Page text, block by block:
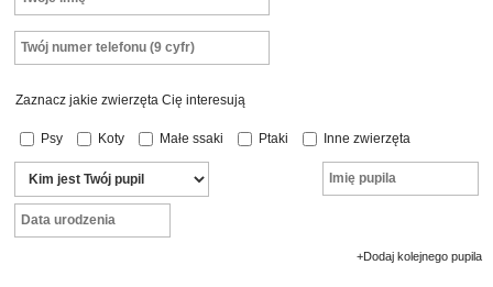
Zaznacz jakie zwierzęta Cię interesują
Psy Koty Małe ssaki Ptaki Inne zwierzęta
+Dodaj kolejnego pupila